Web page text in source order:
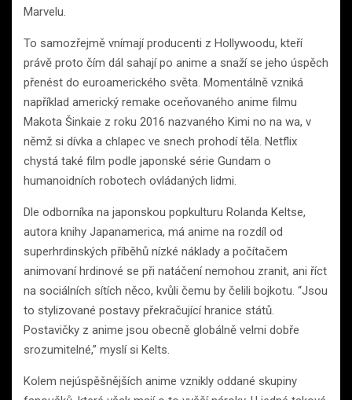
Marvelu.
To samozřejmě vnímají producenti z Hollywoodu, kteří
právě proto čím dál sahají po anime a snaží se jeho úspěch
přenést do euroamerického světa. Momentálně vzniká
například americký remake oceňovaného anime filmu
Makota Šinkaie z roku 2016 nazvaného Kimi no na wa, v
němž si dívka a chlapec ve snech prohodí těla. Netflix
chystá také film podle japonské série Gundam o
humanoidních robotech ovládaných lidmi.
Dle odborníka na japonskou popkulturu Rolanda Keltse,
autora knihy Japanamerica, má anime na rozdíl od
superhrdinských příběhů nízké náklady a počítačem
animovaní hrdinové se při natáčení nemohou zranit, ani říct
na sociálních sítích něco, kvůli čemu by čelili bojkotu. “Jsou
to stylizované postavy překračující hranice států.
Postavičky z anime jsou obecně globálně velmi dobře
srozumitelné,” myslí si Kelts.
Kolem nejúspěšnějších anime vznikly oddané skupiny